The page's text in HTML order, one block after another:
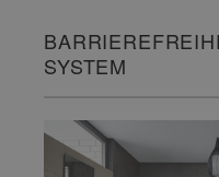
SYSTEM